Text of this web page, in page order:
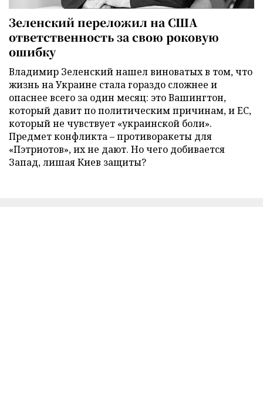
Зеленский переложил на США
ответственность за свою роковую
ошибку
Владимир Зеленский нашел виноватых в том, что
жизнь на Украине стала гораздо сложнее и
опаснее всего за один месяц: это Вашингтон,
который давит по политическим причинам, и ЕС,
который не чувствует «украинской боли».
Предмет конфликта – противоракеты для
«Пэтриотов», их не дают. Но чего добивается
Запад, лишая Киев защиты?